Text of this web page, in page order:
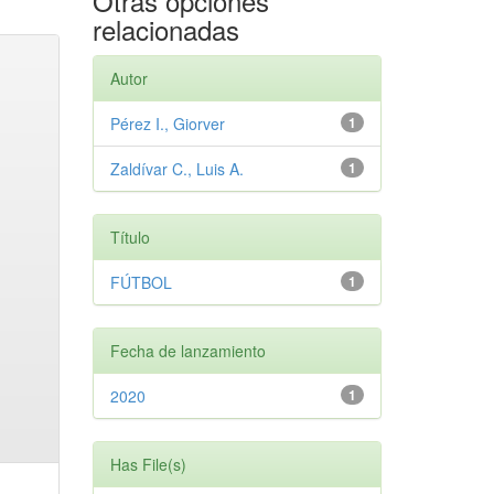
relacionadas
Autor
1
Pérez I., Giorver
1
Zaldívar C., Luis A.
Título
1
FÚTBOL
Fecha de lanzamiento
1
2020
Has File(s)